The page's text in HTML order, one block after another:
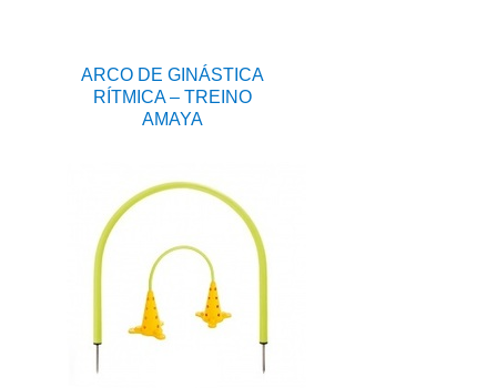
ARCO DE GINÁSTICA
RÍTMICA – TREINO
AMAYA